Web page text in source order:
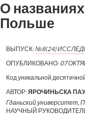
О
Польше
ВЫПУСК:№8(24)
ОПУБЛИКОВАНО: 07
Код уникальной
АВТОР:ЯРОЧИНЬСКА
Гданьский университет,
НАУЧНЫЙ